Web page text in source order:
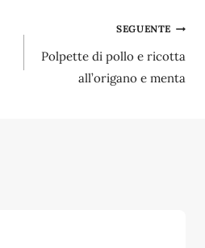
SEGUENTE
Polpette di pollo e ricotta
all’origano e menta